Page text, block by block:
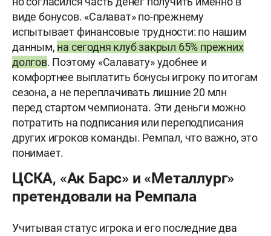
виде бонусов. «Салават» по-прежнему
испытывает финансовые трудности: по нашим
данным, на сегодня клуб закрыл 65% прежних
долгов. Поэтому «Салавату» удобнее и
комфортнее выплатить бонусы игроку по итогам
сезона, а не переплачивать лишние 20 млн
перед стартом чемпионата. Эти деньги можно
потратить на подписания или переподписания
других игроков команды. Ремпал, что важно, это
понимает.
ЦСКА, «Ак Барс» и «Металлург»
претендовали на Ремпала
Учитывая статус игрока и его последние два